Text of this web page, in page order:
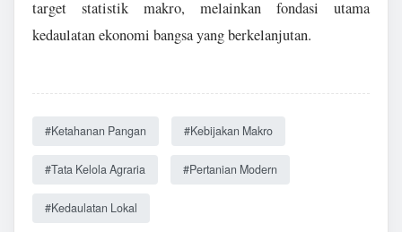
target statistik makro, melainkan fondasi utama
kedaulatan ekonomi bangsa yang berkelanjutan.
#Ketahanan Pangan #Kebijakan Makro
#Tata Kelola Agraria #Pertanian Modern
#Kedaulatan Lokal